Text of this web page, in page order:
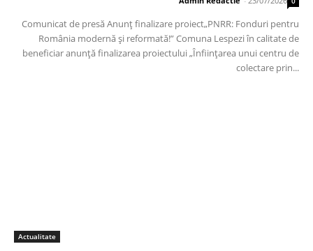
Comunicat de presă Anunț finalizare proiect„PNRR: Fonduri pentru
România modernă și reformată!” Comuna Lespezi în calitate de
beneficiar anunță finalizarea proiectului „Înființarea unui centru de
colectare prin...
Actualitate